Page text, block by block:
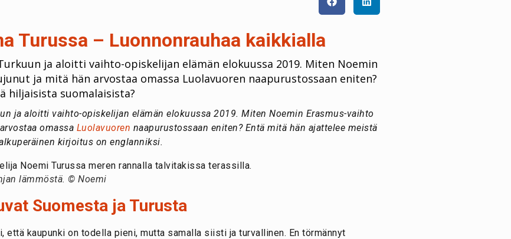
Turussa – Luonnonrauhaa kaikkialla
ja aloitti vaihto-opiskelijan elämän elokuussa 2019. Miten Noemin
ja mitä hän arvostaa omassa Luolavuoren naapurustossaan eniten?
hiljaisista suomalaisista?
ja aloitti vaihto-opiskelijan elämän elokuussa 2019. Miten Noemin Erasmus-vaihto
omassa Luolavuoren naapurustossaan eniten? Entä mitä hän ajattelee meistä
kirjoitus on englanniksi.
lämmöstä. © Noemi
Suomesta ja Turusta
että kaupunki on todella pieni, mutta samalla siisti ja turvallinen. En törmännyt